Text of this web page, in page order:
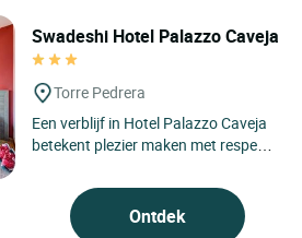
Swadeshi Hotel Palazzo Caveja
Torre Pedrera
Een verblijf in Hotel Palazzo Caveja
betekent plezier maken met respect
Tijdens hun verblijf...
Ontdek